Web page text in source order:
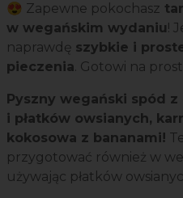
😍 Zapewne pokochasz
w wegańskim wydaniu!
naprawdę szybkie i
pieczenia. Gotowi na
Pyszny wegański spód
i płatków owsianych,
kokosowa z bananami!
przygotować również w
używając płatków